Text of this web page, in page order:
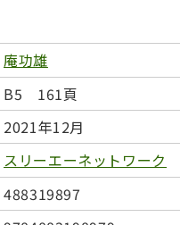
庵功雄
B5 161頁
2021年12月
スリーエーネットワーク
488319897